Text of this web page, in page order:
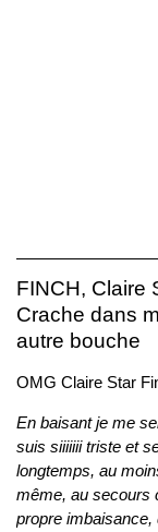
FINCH, Claire
Crache dans
autre bouche
OMG Claire Star
En baisant je me
suis siiiiiii triste et
longtemps, au
même, au secours
propre